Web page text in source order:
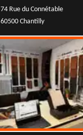
74 Rue du Connétable
60500 Chantilly